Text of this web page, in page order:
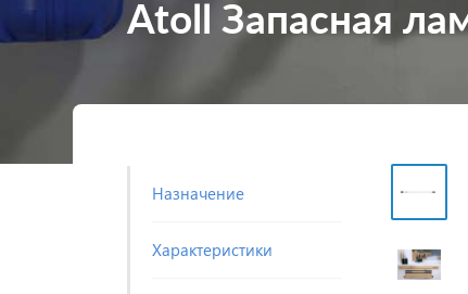
Atoll Запасная
Назначение
Характеристики